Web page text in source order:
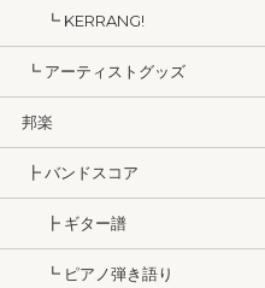
┗ KERRANG!
┗ アーティストグッズ
邦楽
┣ バンドスコア
┣ ギター譜
┗ ピアノ弾き語り